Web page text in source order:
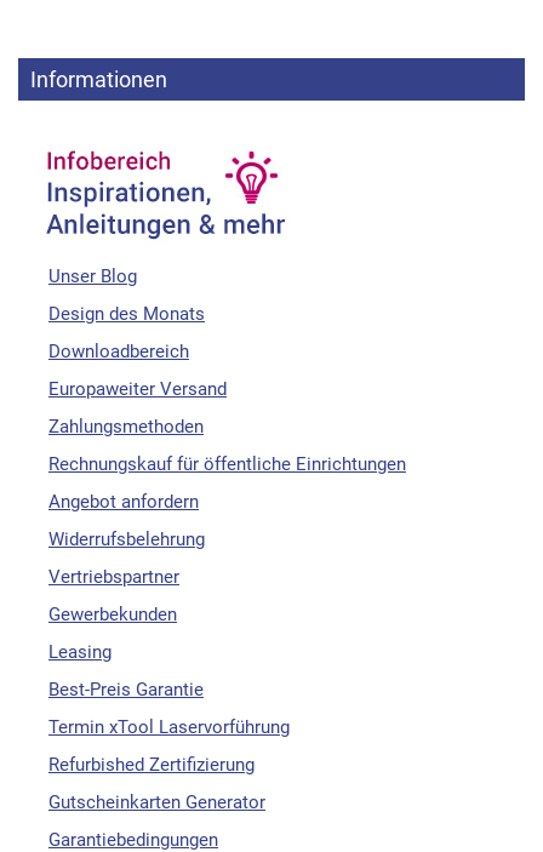
Informationen
Unser Blog
Design des Monats
Downloadbereich
Europaweiter Versand
Zahlungsmethoden
Rechnungskauf für öffentliche Einrichtungen
Angebot anfordern
Widerrufsbelehrung
Vertriebspartner
Gewerbekunden
Leasing
Best-Preis Garantie
Termin xTool Laservorführung
Refurbished Zertifizierung
Gutscheinkarten Generator
Garantiebedingungen